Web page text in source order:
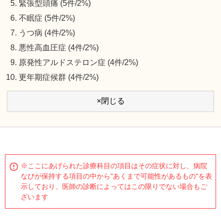
緊張型頭痛 (5件/2%)
不眠症 (5件/2%)
うつ病 (4件/2%)
悪性高血圧症 (4件/2%)
原発性アルドステロン症 (4件/2%)
更年期症候群 (4件/2%)
×閉じる
※ここにあげられた診療科目の項目はその症状に対し、病院
なびが保持する項目の中から"あくまで可能性があるもの"を表
示しており、医師の診断によってはこの限りでない場合もご
ざいます